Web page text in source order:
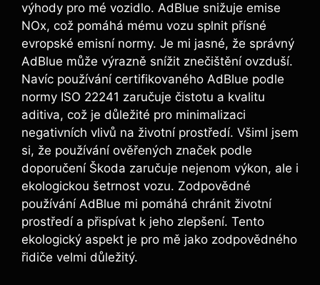
výhody pro mé vozidlo. AdBlue snižuje emise
NOx, což pomáhá mému vozu splnit přísné
evropské emisní normy. Je mi jasné, že správný
AdBlue může výrazně snížit znečištění ovzduší.
Navíc používání certifikovaného AdBlue podle
normy ISO 22241 zaručuje čistotu a kvalitu
aditiva, což je důležité pro minimalizaci
negativních vlivů na životní prostředí. Všiml jsem
si, že používání ověřených značek podle
doporučení Škoda zaručuje nejenom výkon, ale i
ekologickou šetrnost vozu. Zodpovědné
používání AdBlue mi pomáhá chránit životní
prostředí a přispívat k jeho zlepšení. Tento
ekologický aspekt je pro mě jako zodpovědného
řidiče velmi důležitý.